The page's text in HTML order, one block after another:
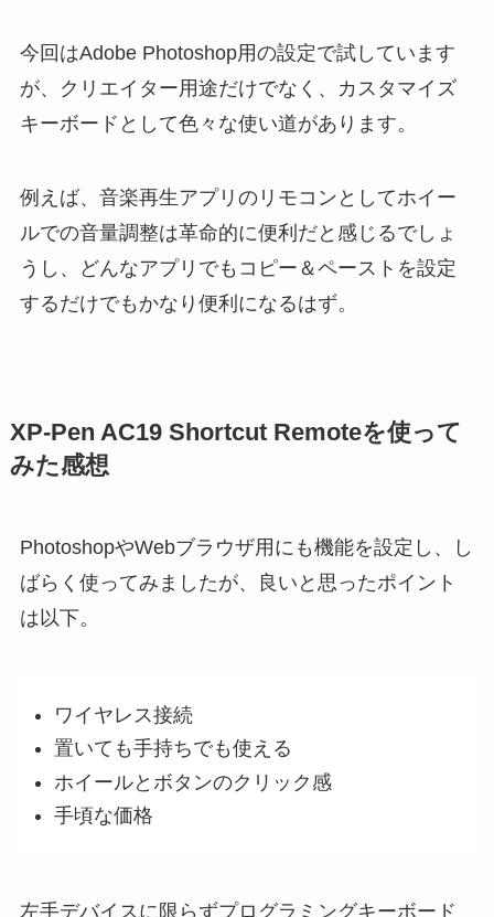
今回はAdobe Photoshop用の設定で試しています
が、クリエイター用途だけでなく、カスタマイズ
キーボードとして色々な使い道があります。
例えば、音楽再生アプリのリモコンとしてホイー
ルでの音量調整は革命的に便利だと感じるでしょ
うし、どんなアプリでもコピー＆ペーストを設定
するだけでもかなり便利になるはず。
XP-Pen AC19 Shortcut Remoteを使って
みた感想
PhotoshopやWebブラウザ用にも機能を設定し、し
ばらく使ってみましたが、良いと思ったポイント
は以下。
ワイヤレス接続
置いても手持ちでも使える
ホイールとボタンのクリック感
手頃な価格
左手デバイスに限らずプログラミングキーボード